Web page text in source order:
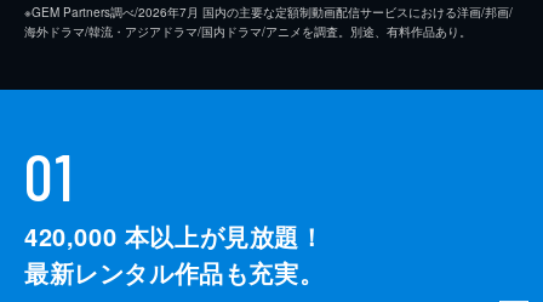
※GEM Partners調べ/2026年7⽉ 国内の主要な定額制動画配信サービスにおける洋画/邦画/
海外ドラマ/韓流・アジアドラマ/国内ドラマ/アニメを調査。別途、有料作品あり。
01
420,000 本以上が見放題！
最新レンタル作品も充実。